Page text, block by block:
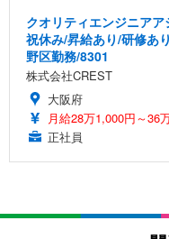
クオリティエンジニア
祝休み/昇給あり/研修あ
野区勤務/8301
株式会社CREST
大阪府
月給28万1,000円～36
正社員